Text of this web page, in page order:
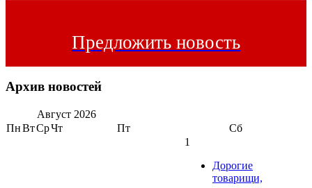
Предложить новость
Архив новостей
Август 2026
ПнВтСрЧт Пт Сб
1
Дорогие
товарищи,